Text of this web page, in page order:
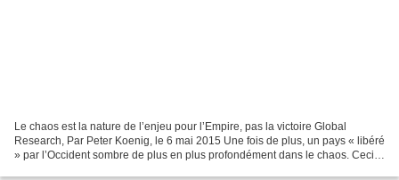
Le chaos est la nature de l’enjeu pour l’Empire, pas la victoire Global
Research, Par Peter Koenig, le 6 mai 2015 Une fois de plus, un pays « libéré
» par l’Occident sombre de plus en plus profondément dans le chaos. Ceci